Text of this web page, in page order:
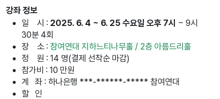
강좌 정보
일 시 : 2025. 6. 4 ~ 6. 25 수요일 오후 7시 ~ 9시
30분 4회
장 소 : 참여연대 지하느티나무홀 / 2층 아름드리홀
정 원 : 14 명(결제 선착순 마감)
참가비 : 10 만원
계 좌 : 하나은행 ***-******-***** 참여연대
할 인